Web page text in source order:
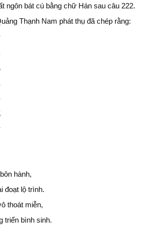
ngôn bát cú bằng chữ Hán sau câu 222.
Thạnh Nam phát thụ đã chép rằng:
hành,
đoạt lộ trình.
thoát miễn,
triển bình sinh.